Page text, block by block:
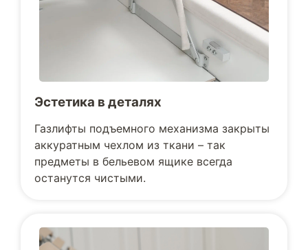
Эстетика в деталях
Газлифты подъемного механизма закрыты
аккуратным чехлом из ткани – так
предметы в бельевом ящике всегда
останутся чистыми.